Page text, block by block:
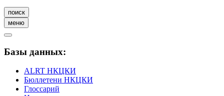
поиск
меню
Базы данных:
ALRT НКЦКИ
Бюллетени НКЦКИ
Глоссарий